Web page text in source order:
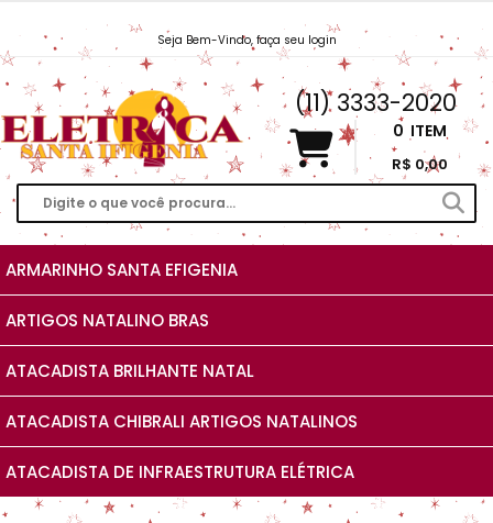
Seja Bem-Vindo, faça seu login
Vendas@EletricaSantaIfigenia.com.br
(11) 3333-2020
0 ITEM
R$ 0,00
ARMARINHO SANTA EFIGENIA
ARTIGOS NATALINO BRAS
ATACADISTA BRILHANTE NATAL
ATACADISTA CHIBRALI ARTIGOS NATALINOS
ATACADISTA DE INFRAESTRUTURA ELÉTRICA